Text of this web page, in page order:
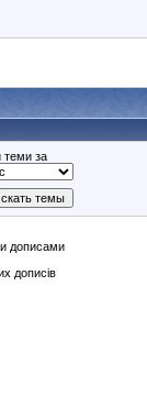
теми за
дописами
дописів